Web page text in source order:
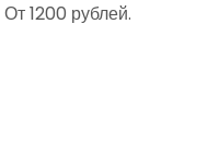
1200 рублей.